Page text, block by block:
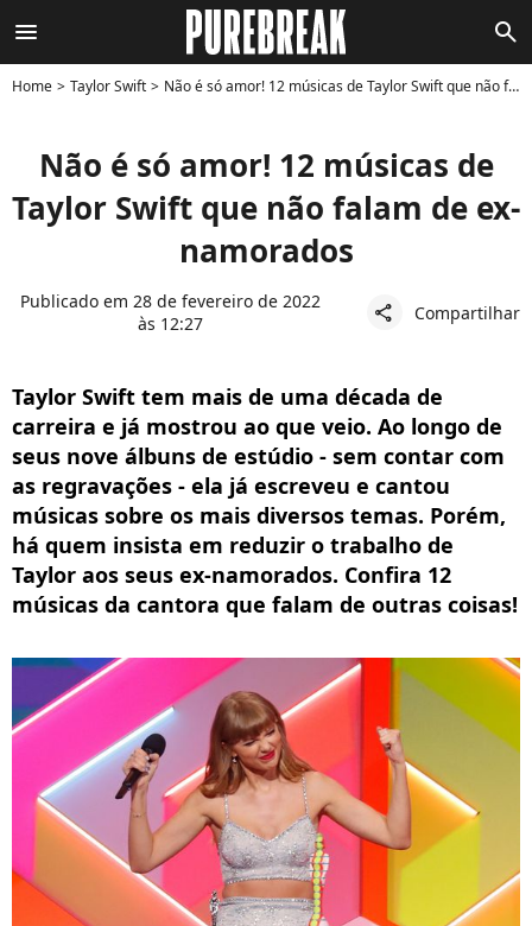
menu search
Home Taylor Swift Não é só amor! 12 músicas de Taylor Swift que não falam de ex-namorados
Não é só amor! 12 músicas de
Taylor Swift que não falam de ex-
namorados
Publicado em 28 de fevereiro de 2022
às 12:27
share Compartilhar
Taylor Swift tem mais de uma década de
carreira e já mostrou ao que veio. Ao longo de
seus nove álbuns de estúdio - sem contar com
as regravações - ela já escreveu e cantou
músicas sobre os mais diversos temas. Porém,
há quem insista em reduzir o trabalho de
Taylor aos seus ex-namorados. Confira 12
músicas da cantora que falam de outras coisas!